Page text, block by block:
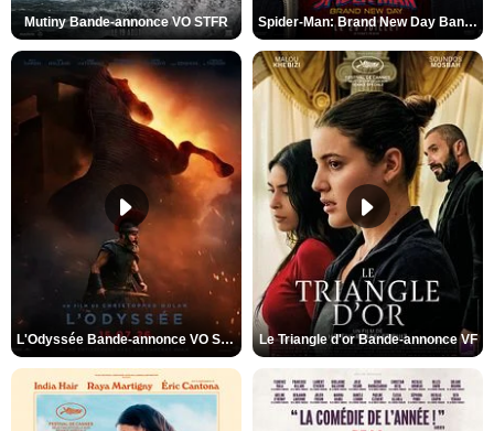
Mutiny Bande-annonce VO STFR Spider-Man: Brand New Day Bande-annonce VO STFR
L'Odyssée Bande-annonce VO STFR Le Triangle d'or Bande-annonce VF